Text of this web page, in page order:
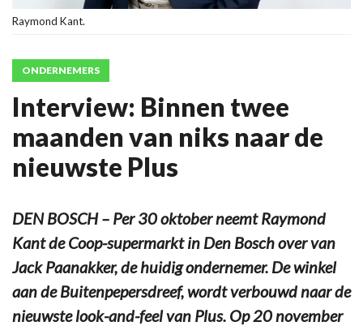
Raymond Kant.
ONDERNEMERS
Interview: Binnen twee
maanden van niks naar de
nieuwste Plus
DEN BOSCH – Per 30 oktober neemt Raymond
Kant de Coop-supermarkt in Den Bosch over van
Jack Paanakker, de huidig ondernemer. De winkel
aan de Buitenpepersdreef, wordt verbouwd naar de
nieuwste look-and-feel van Plus. Op 20 november